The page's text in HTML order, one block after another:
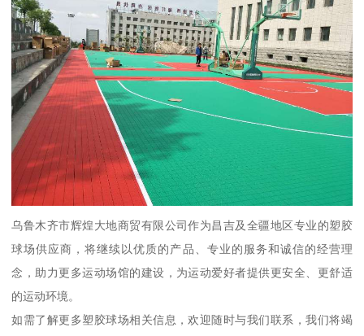
乌鲁木齐市辉煌大地商贸有限公司作为昌吉及全疆地区专业的塑胶
球场供应商，将继续以优质的产品、专业的服务和诚信的经营理
念，助力更多运动场馆的建设，为运动爱好者提供更安全、更舒适
的运动环境。
如需了解更多塑胶球场相关信息，欢迎随时与我们联系，我们将竭